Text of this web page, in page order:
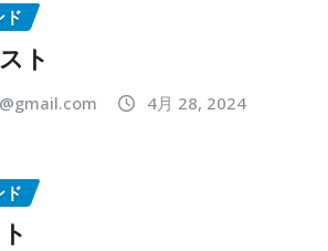
ド
ト
4月 28, 2024
ド